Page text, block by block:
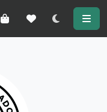
Darkmode